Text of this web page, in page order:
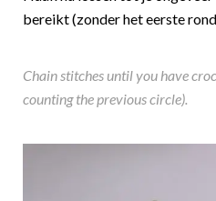
bereikt (zonder het eerste
Chain stitches until you have
counting the previous circle).